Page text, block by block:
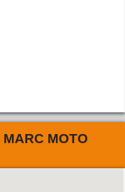
MARC MOTO